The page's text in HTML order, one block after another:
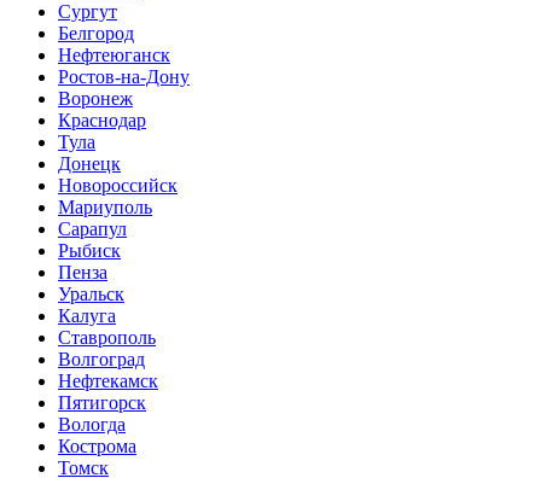
Сургут
Белгород
Нефтеюганск
Ростов-на-Дону
Воронеж
Краснодар
Тула
Донецк
Новороссийск
Мариуполь
Сарапул
Рыбиск
Пенза
Уральск
Калуга
Ставрополь
Волгоград
Нефтекамск
Пятигорск
Вологда
Кострома
Томск